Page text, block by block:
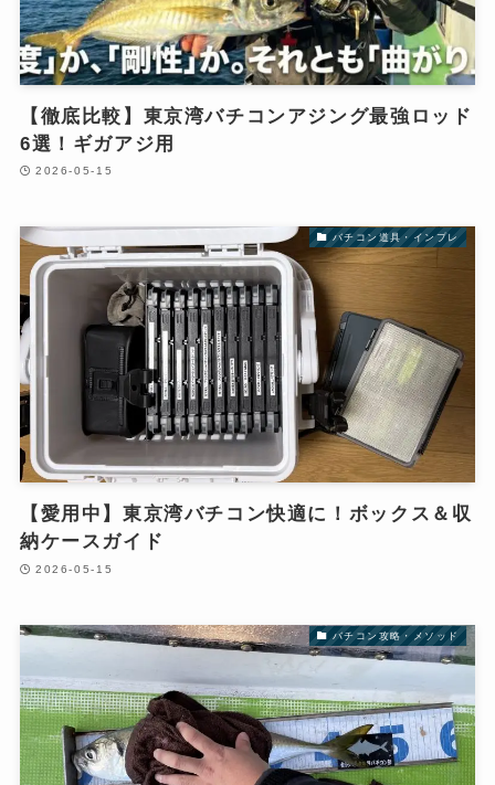
【徹底比較】東京湾バチコンアジング最強ロッド
6選！ギガアジ用
2026-05-15
バチコン道具・インプレ
【愛用中】東京湾バチコン快適に！ボックス＆収
納ケースガイド
2026-05-15
バチコン攻略・メソッド